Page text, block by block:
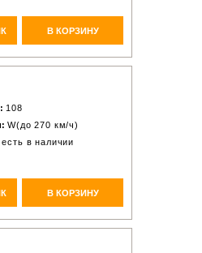
В КОРЗИНУ
108
W(до 270 км/ч)
есть в наличии
В КОРЗИНУ